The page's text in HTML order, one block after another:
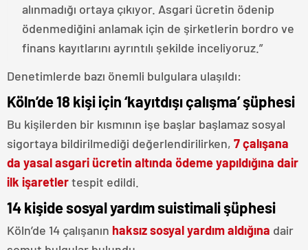
alınmadığı ortaya çıkıyor. Asgari ücretin ödenip
ödenmediğini anlamak için de şirketlerin bordro ve
finans kayıtlarını ayrıntılı şekilde inceliyoruz.”
Denetimlerde bazı önemli bulgulara ulaşıldı:
Köln’de 18 kişi için ‘kayıtdışı çalışma’ şüphesi
Bu kişilerden bir kısmının işe başlar başlamaz sosyal
sigortaya bildirilmediği değerlendirilirken, 7 çalışana
da yasal asgari ücretin altında ödeme yapıldığına dair
ilk işaretlertespit edildi.
14 kişide sosyal yardım suistimali şüphesi
Köln’de 14 çalışanın haksız sosyal yardım aldığına dair